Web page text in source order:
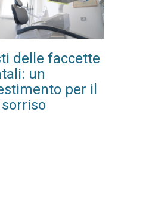
delle faccette
un
per il